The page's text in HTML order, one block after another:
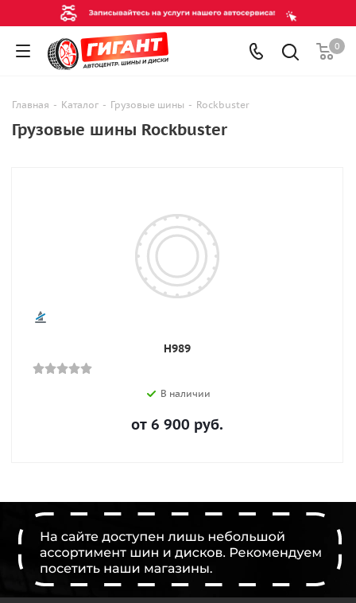
0
Главная - Каталог - Грузовые шины - Rockbuster
Грузовые шины Rockbuster
H989
В наличии
от 6 900 руб.